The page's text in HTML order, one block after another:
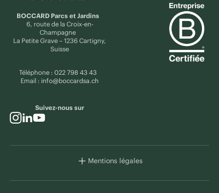
BOCCARD Parcs et Jardins
6, route de la Croix-en-
Champagne
La Petite Grave – 1236 Cartigny,
Suisse
Téléphone : 022 798 43 43
Email : info@boccardsa.ch
Suivez-nous sur
Mentions légales